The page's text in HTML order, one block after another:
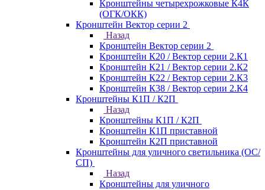
Кронштейны четырехрожковые К4К
(ОГК/ОКК)
Кронштейн Вектор серии 2
Назад
Кронштейн Вектор серии 2
Кронштейн К20 / Вектор серии 2.К1
Кронштейн К21 / Вектор серии 2.К2
Кронштейн К22 / Вектор серии 2.К3
Кронштейн К38 / Вектор серии 2.К4
Кронштейны К1П / К2П
Назад
Кронштейны К1П / К2П
Кронштейн К1П приставной
Кронштейн К2П приставной
Кронштейны для уличного светильника (ОС/
СП)
Назад
Кронштейны для уличного